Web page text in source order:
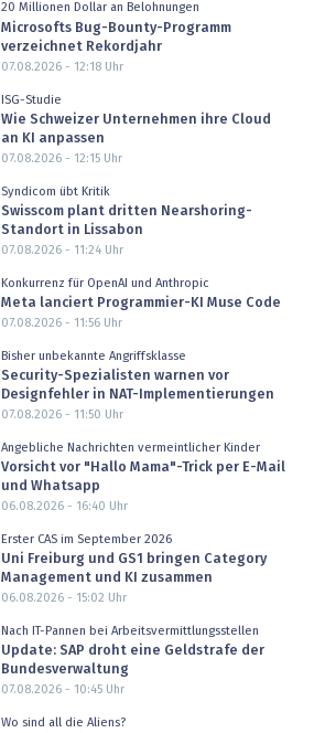
20 Millionen Dollar an Belohnungen
Microsofts Bug-Bounty-Programm
verzeichnet Rekordjahr
07.08.2026 - 12:18Uhr
ISG-Studie
Wie Schweizer Unternehmen ihre Cloud
an KI anpassen
07.08.2026 - 12:15Uhr
Syndicom übt Kritik
Swisscom plant dritten Nearshoring-
Standort in Lissabon
07.08.2026 - 11:24Uhr
Konkurrenz für OpenAI und Anthropic
Meta lanciert Programmier-KI Muse Code
07.08.2026 - 11:56Uhr
Bisher unbekannte Angriffsklasse
Security-Spezialisten warnen vor
Designfehler in NAT-Implementierungen
07.08.2026 - 11:50 Uhr
Angebliche Nachrichten vermeintlicher Kinder
Vorsicht vor "Hallo Mama"-Trick per E-Mail
und Whatsapp
06.08.2026 - 16:40 Uhr
Erster CAS im September 2026
Uni Freiburg und GS1 bringen Category
Management und KI zusammen
06.08.2026 - 15:02 Uhr
Nach IT-Pannen bei Arbeitsvermittlungsstellen
Update: SAP droht eine Geldstrafe der
Bundesverwaltung
07.08.2026 - 10:45Uhr
Wo sind all die Aliens?